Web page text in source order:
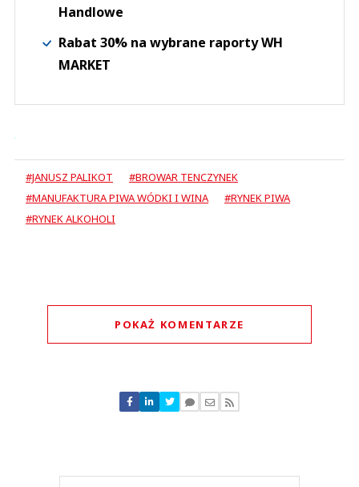
Handlowe
Rabat 30% na wybrane raporty WH
MARKET
#JANUSZ PALIKOT
#BROWAR TENCZYNEK
#MANUFAKTURA PIWA WÓDKI I WINA
#RYNEK PIWA
#RYNEK ALKOHOLI
POKAŻ KOMENTARZE
Nie znaleziono komentarzy
Zostaw swoje komentarze